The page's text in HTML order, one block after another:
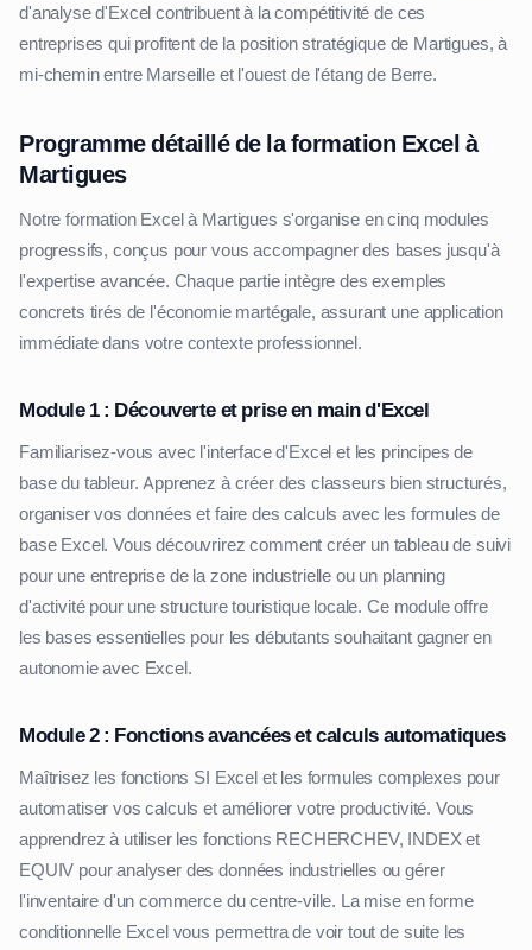
d'analyse d'Excel contribuent à la compétitivité de ces
entreprises qui profitent de la position stratégique de Martigues, à
mi-chemin entre Marseille et l'ouest de l'étang de Berre.
Programme détaillé de la formation Excel à
Martigues
Notre formation Excel à Martigues s'organise en cinq modules
progressifs, conçus pour vous accompagner des bases jusqu'à
l'expertise avancée. Chaque partie intègre des exemples
concrets tirés de l'économie martégale, assurant une application
immédiate dans votre contexte professionnel.
Module 1 : Découverte et prise en main d'Excel
Familiarisez-vous avec l'interface d'Excel et les principes de
base du tableur. Apprenez à créer des classeurs bien structurés,
organiser vos données et faire des calculs avec les formules de
base Excel. Vous découvrirez comment créer un tableau de suivi
pour une entreprise de la zone industrielle ou un planning
d'activité pour une structure touristique locale. Ce module offre
les bases essentielles pour les débutants souhaitant gagner en
autonomie avec Excel.
Module 2 : Fonctions avancées et calculs automatiques
Maîtrisez les fonctions SI Excel et les formules complexes pour
automatiser vos calculs et améliorer votre productivité. Vous
apprendrez à utiliser les fonctions RECHERCHEV, INDEX et
EQUIV pour analyser des données industrielles ou gérer
l'inventaire d'un commerce du centre-ville. La mise en forme
conditionnelle Excel vous permettra de voir tout de suite les